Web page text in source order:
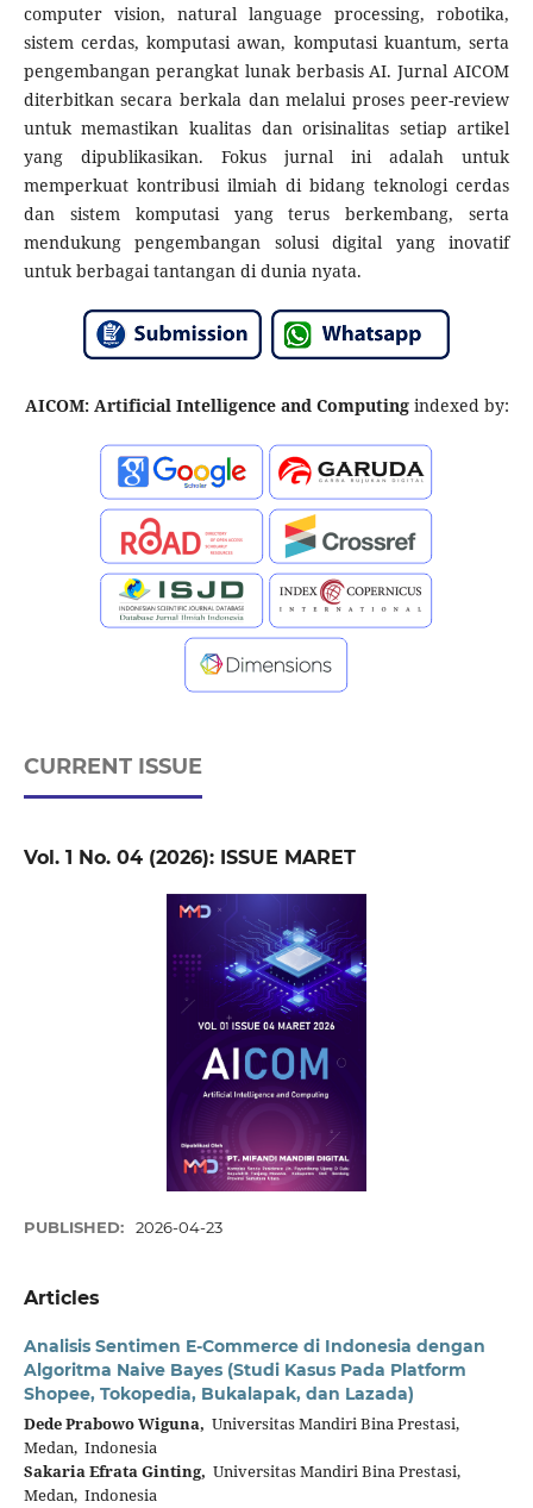
computer vision, natural language processing, robotika,
sistem cerdas, komputasi awan, komputasi kuantum, serta
pengembangan perangkat lunak berbasis AI. Jurnal AICOM
diterbitkan secara berkala dan melalui proses peer-review
untuk memastikan kualitas dan orisinalitas setiap artikel
yang dipublikasikan. Fokus jurnal ini adalah untuk
memperkuat kontribusi ilmiah di bidang teknologi cerdas
dan sistem komputasi yang terus berkembang, serta
mendukung pengembangan solusi digital yang inovatif
untuk berbagai tantangan di dunia nyata.
AICOM: Artificial Intelligence and Computingindexed by:
CURRENT ISSUE
Vol. 1 No. 04 (2026): ISSUE MARET
PUBLISHED: 2026-04-23
Articles
Analisis Sentimen E-Commerce di Indonesia dengan
Algoritma Naive Bayes (Studi Kasus Pada Platform
Shopee, Tokopedia, Bukalapak, dan Lazada)
Dede Prabowo Wiguna, Universitas Mandiri Bina Prestasi,
Medan, Indonesia
Sakaria Efrata Ginting, Universitas Mandiri Bina Prestasi,
Medan, Indonesia